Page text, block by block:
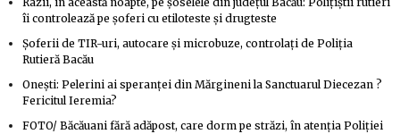
îi controlează pe șoferi cu etiloteste și drugteste
Șoferii de TIR-uri, autocare și microbuze, controlați de Poliția
Rutieră Bacău
Oneşti: Pelerini ai speranţei din Mărgineni la Sanctuarul Diecezan ?
Fericitul Ieremia?
FOTO/ Băcăuani fără adăpost, care dorm pe străzi, în atenția Poliției